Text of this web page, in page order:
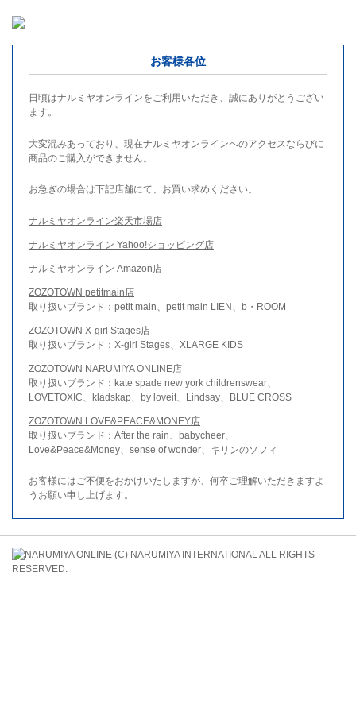
お客様各位
日頃はナルミヤオンラインをご利用いただき、誠にありがとうござい
ます。
大変混みあっており、現在ナルミヤオンラインへのアクセスならびに
商品のご購入ができません。
お急ぎの場合は下記店舗にて、お買い求めください。
ナルミヤオンライン楽天市場店
ナルミヤオンライン Yahoo!ショッピング店
ナルミヤオンライン Amazon店
ZOZOTOWN petitmain店
取り扱いブランド：petit main、petit main LIEN、b・ROOM
ZOZOTOWN X-girl Stages店
取り扱いブランド：X-girl Stages、XLARGE KIDS
ZOZOTOWN NARUMIYA ONLINE店
取り扱いブランド：kate spade new york childrenswear、
LOVETOXIC、kladskap、by loveit、Lindsay、BLUE CROSS
ZOZOTOWN LOVE&PEACE&MONEY店
取り扱いブランド：After the rain、babycheer、
Love&Peace&Money、sense of wonder、キリンのソフィ
お客様にはご不便をおかけいたしますが、何卒ご理解いただきますよ
うお願い申し上げます。